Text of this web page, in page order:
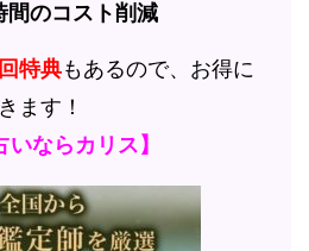
間のコスト削減
特典もあるので、お得に
ます！
いならカリス】